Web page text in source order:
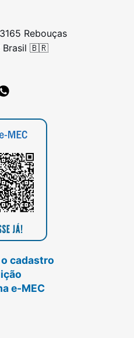
Rebouças
Brasil 🇧🇷
cadastro
e-MEC